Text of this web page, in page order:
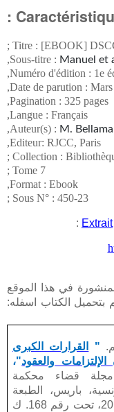
Titre : [EBOOK]
Sous-titre : Manuel et
Numéro d'édition : 1e
Date de parution : Mars
Pagination : 325 pages,
Langue : Français,
Auteur(s) : M.
,
Editeur: RJCC, Paris,
Collection :
Tome 7 ;
Format : Ebook,
Sous N° : 450-23 ;
Extrait
في هذا الموقع
الكتاب اسفله:
"
القرارات الكبرى
والعقود"،
قضاء محكمة
باريس، الطبعة
ك